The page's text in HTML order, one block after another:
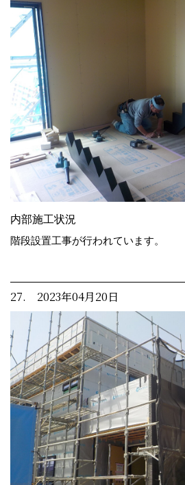
内部施工状況
階段設置工事が行われています。
27. 2023年04月20日